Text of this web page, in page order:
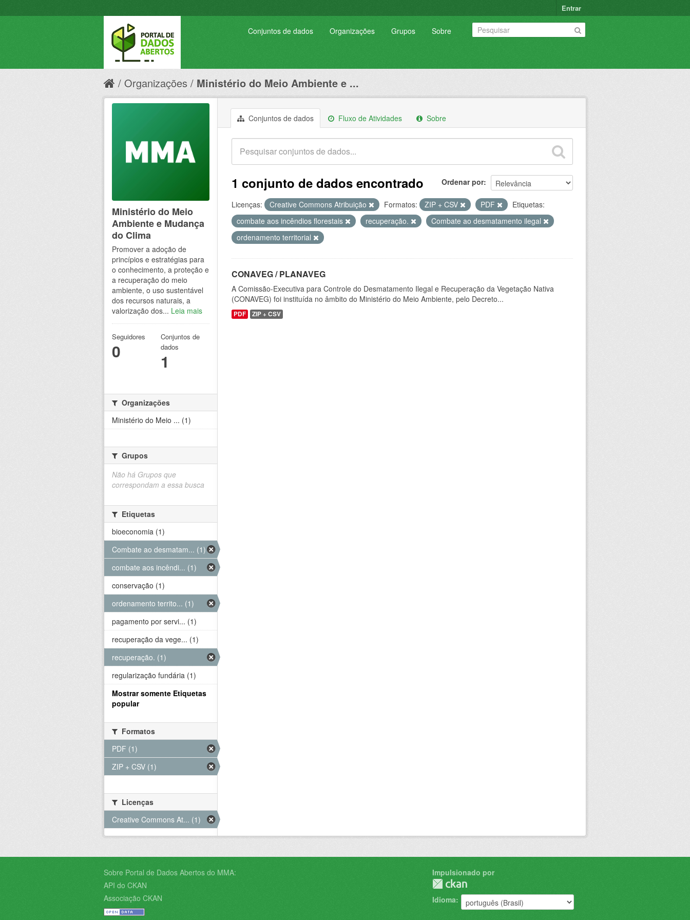
Entrar
Conjuntos de dados Organizações Grupos Sobre
Organizações Ministério do Meio Ambiente e ...
Conjuntos de dados Fluxo de Atividades Sobre
Ordenar por
1 conjunto de dados encontrado
Licenças: Creative Commons Atribuição Formatos: ZIP + CSV PDF
Etiquetas:
combate aos incêndios florestais
recuperação.
Combate ao desmatamento ilegal
ordenamento territorial
CONAVEG / PLANAVEG
A Comissão-Executiva para Controle do Desmatamento Ilegal e Recuperação da Vegetação Nativa
(CONAVEG) foi instituída no âmbito do Ministério do Meio Ambiente, pelo Decreto...
PDF ZIP + CSV
Ministério do Meio
Ambiente e Mudança
do Clima
Promover a adoção de
princípios e estratégias para
o conhecimento, a proteção e
a recuperação do meio
ambiente, o uso sustentável
dos recursos naturais, a
valorização dos... Leia mais
Seguidores
0
Conjuntos de
dados
1
Organizações
Ministério do Meio ... (1)
Grupos
Não há Grupos que
correspondam a essa busca
Etiquetas
bioeconomia (1)
Combate ao desmatam... (1)
combate aos incêndi... (1)
conservação (1)
ordenamento territo... (1)
pagamento por servi... (1)
recuperação da vege... (1)
recuperação. (1)
regularização fundária (1)
Mostrar somente Etiquetas
popular
Formatos
PDF (1)
ZIP + CSV (1)
Licenças
Creative Commons At... (1)
Sobre Portal de Dados Abertos do MMA:
API do CKAN
Associação CKAN
Impulsionado por
Idioma